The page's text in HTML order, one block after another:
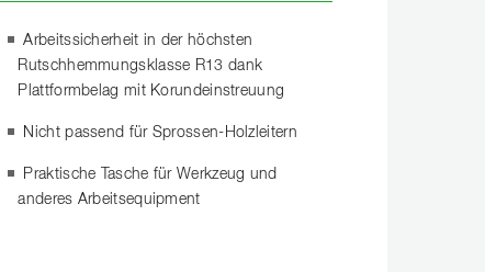
Arbeitssicherheit in der höchsten
Rutschhemmungsklasse R13 dank
Plattformbelag mit Korundeinstreuung
Nicht passend für Sprossen-Holzleitern
Praktische Tasche für Werkzeug und
anderes Arbeitsequipment